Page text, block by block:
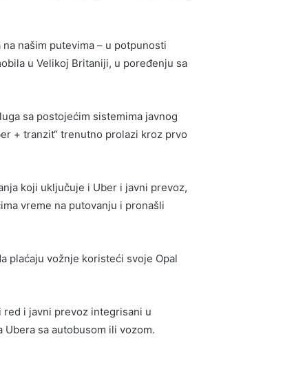
našim putevima – u potpunosti
u Velikoj Britaniji, u poređenju sa
sa postojećim sistemima javnog
+ tranzit“ trenutno prolazi kroz prvo
koji uključuje i Uber i javni prevoz,
vreme na putovanju i pronašli
plaćaju vožnje koristeći svoje Opal
i javni prevoz integrisani u
sa autobusom ili vozom.